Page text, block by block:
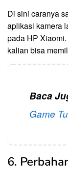
Di sini caranya
aplikasi kamera
pada HP
kalian bisa
Baca
Game
6.